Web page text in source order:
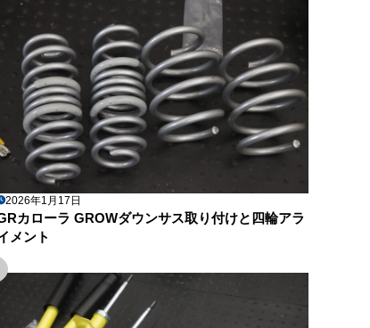
2026年1月17日
カローラ GROWダウンサス取り付けと四輪アラ
メント